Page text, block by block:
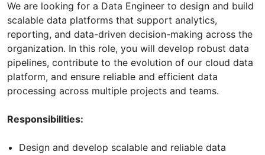
We are looking for a Data Engineer to design and build
scalable data platforms that support analytics,
reporting, and data-driven decision-making across the
organization. In this role, you will develop robust data
pipelines, contribute to the evolution of our cloud data
platform, and ensure reliable and efficient data
processing across multiple projects and teams.
Responsibilities:
Design and develop scalable and reliable data